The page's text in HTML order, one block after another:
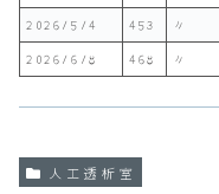
2026/5/4
453 〃
2026/6/8
468 〃
人工透析室